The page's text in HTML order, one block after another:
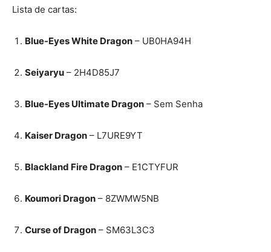
Lista de cartas:
Blue-Eyes White Dragon – UB0HA94H
Seiyaryu – 2H4D85J7
Blue-Eyes Ultimate Dragon – Sem Senha
Kaiser Dragon – L7URE9YT
Blackland Fire Dragon – E1CTYFUR
Koumori Dragon – 8ZWMW5NB
Curse of Dragon – SM63L3C3